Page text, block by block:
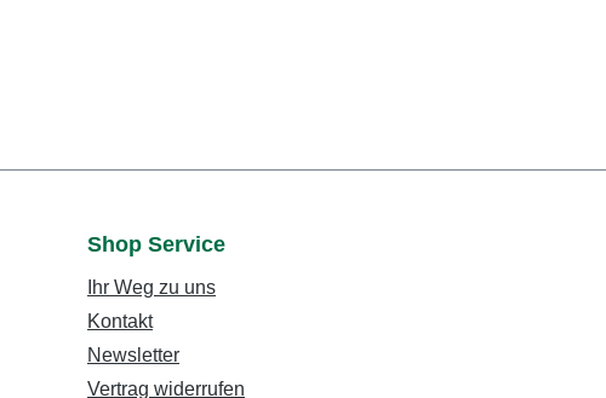
Shop Service
Ihr Weg zu uns
Kontakt
Newsletter
Vertrag widerrufen